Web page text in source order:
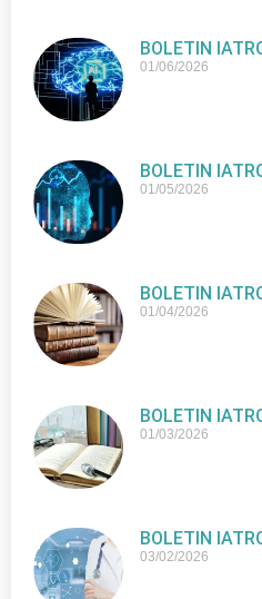
BOLETIN
01/06/2026
BOLETIN
01/05/2026
BOLETIN
01/04/2026
BOLETIN
01/03/2026
BOLETIN
03/02/2026